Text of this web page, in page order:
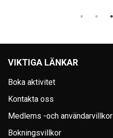
VIKTIGA LÄNKAR
Boka aktivitet
Kontakta oss
Medlems -och användarvillkor
Bokningsvillkor